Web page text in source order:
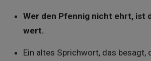
Wer den Pfennig nicht ehrt, ist
wert.
Ein altes Sprichwort, das besagt,